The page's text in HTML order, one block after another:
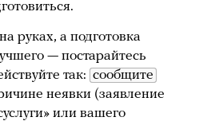
руках, а подготовка
— постарайтесь
так: сообщите
неявки (заявление
или вашего